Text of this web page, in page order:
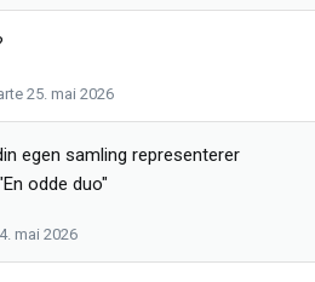
25. mai 2026
egen samling representerer
odde duo"
mai 2026